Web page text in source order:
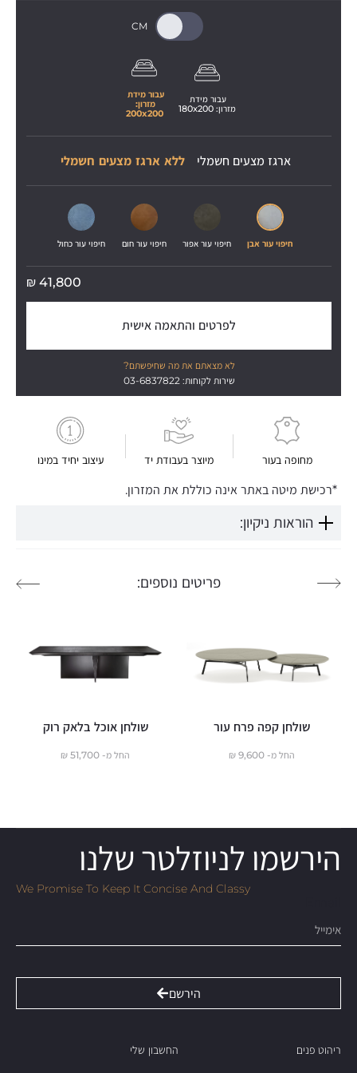
מחופה בעור מיוצר בעבודת יד עיצוב יחיד במינו
עבור מידת
מזרון:
180x200
עבור מידת
מזרון:
200x200
ארגז מצעים חשמלי ללא ארגז מצעים חשמלי
חיפוי עור אבן חיפוי עור אפור חיפוי עור חום חיפוי עור כחול
41,800
₪
לפרטים והתאמה אישית
לא מצאתם את מה שחיפשתם?
שירות לקוחות: 03-6837822
*רכישת מיטה באתר אינה כוללת את המזרון.
הוראות ניקיון:
פריטים נוספים:
שולחן קפה פרח עור
החל מ- 9,600
₪
שולחן אוכל בלאק רוק
החל מ- 51,700
₪
הירשמו לניוזלטר שלנו
We Promise To Keep It Concise And Classy
הירשם
ריהוט פנים החשבון שלי